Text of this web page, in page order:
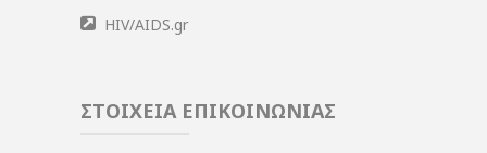
HIV/AIDS.gr
ΣΤΟΙΧΕΙΑ ΕΠΙΚΟΙΝΩΝΙΑΣ